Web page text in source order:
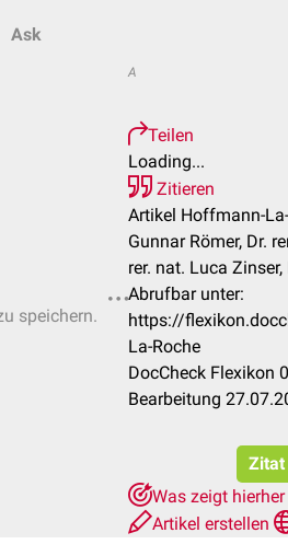
Ask
speichern.
A
Teilen
Loading...
Zitieren
Artikel Hoffmann-
Gunnar Römer, Dr.
rer. nat. Luca
Abrufbar unter:
https://
La-Roche
DocCheck Flexikon
Bearbeitung
Was zeigt hierher
Artikel erstellen